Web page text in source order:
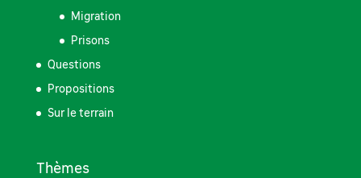
Migration
Prisons
Questions
Propositions
Sur le terrain
Thèmes